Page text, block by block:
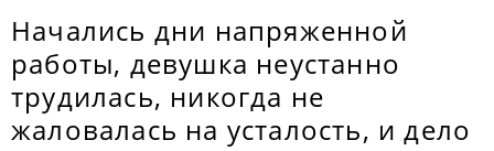
Начались дни напряженной
работы, девушка неустанно
трудилась, никогда не
жаловалась на усталость, и дело